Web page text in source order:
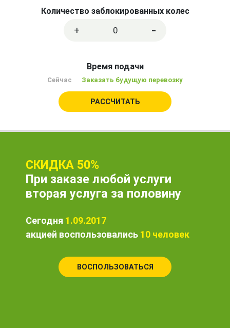
Количество заблокированных колес
+ 0 -
Время подачи
Сейчас Заказать будущую перевозку
РАССЧИТАТЬ
СКИДКА 50%
При заказе любой услуги
вторая услуга за половину
Сегодня 1.09.2017
акцией воспользовались 10 человек
ВОСПОЛЬЗОВАТЬСЯ